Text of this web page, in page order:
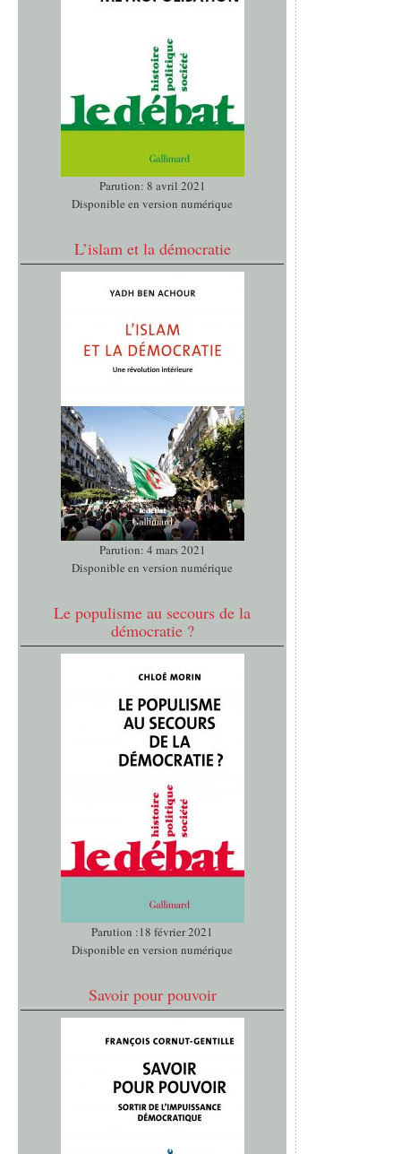
Parution: 8 avril 2021
Disponible en version numérique
L’islam et la démocratie
Parution: 4 mars 2021
Disponible en version numérique
Le populisme au secours de la
démocratie ?
Parution :18 février 2021
Disponible en version numérique
Savoir pour pouvoir